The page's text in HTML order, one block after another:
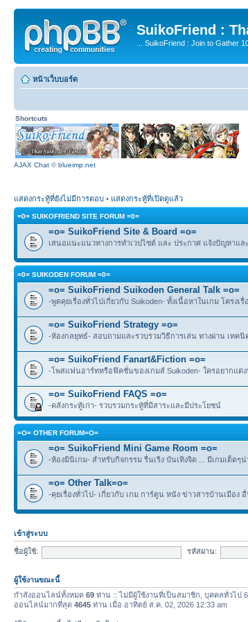
SuikoFriend :
... SuikoFriend : Join to Gather
หน้าเว็บบอร์ด
Shortcuts
AJAX Chat ©blueimp.net
แสดงกระทู้ที่ยังไม่มีการตอบ • แสดงกระทู้ที่เปิดดูแล้ว
=0= SUIKOFRIEND SITE FORUM =0=
=o= SuikoFriend Site & Board =o=
เสนอแนะแนวทางการทำเวปไซต์ และ ประกาศ แจ้งปัญหาแ
=0= SUIKODEN FORUM =0=
=o= SuikoFriend Suikoden General Talk =o=
-พูดคุยเรื่องทั่วไปเกี่ยวกับ Suikoden- ทั้งเนื้อหาในเกม โครง
=o= SuikoFriend Strategy =o=
-ห้องกลยุทธ์- สอบถามและรวบรวมวิธีการเล่น ทางผ่าน เทคนิ
=o= SuikoFriend Fanart&Fiction =o=
-โพสแฟนอาร์ทหรือฟิคชั่นของเกมส์ Suikoden- ใครอยากแต่
=o= SuikoFriend FAQS =o=
-คลังกระทู้เก่า- รวบรวมกระทู้ที่มีสาระและมีประโยชน์
=O= OTHER FORUM=O=
=o= SuikoFriend Mini Game Room =o=
-ห้องมินิเกม- สำหรับกิจกรรม รื่นเริง บันเทิงจิต ... มีเกมเด็ด
=o= Other Talk=o=
-คุยเรื่องทั่วไป- เกี่ยวกับ เกม การ์ตูน หนัง ข่าวสารบ้านเมือง
เข้าสู่ระบบ
ชื่อผู้ใช้: รหัสผ่าน:
ผู้ใช้งานขณะนี้
กำลังออนไลน์ทั้งหมด 69 ท่าน :: ไม่มีผู้ใช้งานที่เป็นสมาชิก, บุคคลทั่วไป
ออนไลน์มากที่สุด 4645 ท่าน เมื่อ อาทิตย์ ส.ค. 02, 2026 12:33 am